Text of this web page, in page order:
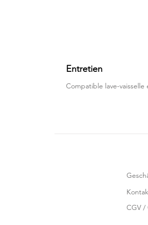
Entretien
Compatible lave-
CGV /